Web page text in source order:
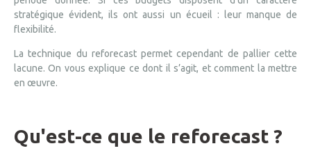
stratégique évident, ils ont aussi un écueil : leur manque de
flexibilité.
La technique du reforecast permet cependant de pallier cette
lacune. On vous explique ce dont il s’agit, et comment la mettre
en œuvre.
Qu'est-ce que le reforecast ?